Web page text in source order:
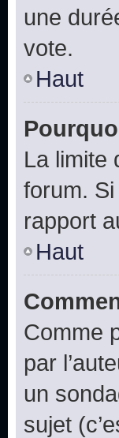
une
vote.
Haut
La limite
forum.
rapport
Haut
Comme
par
un
sujet